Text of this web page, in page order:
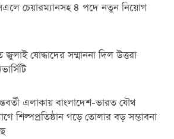
চেয়ারম্যানসহ ৪ পদে নতুন নিয়োগ
যোদ্ধাদের সম্মাননা দিল উত্তরা
এলাকায় বাংলাদেশ-ভারত যৌথ
শিল্পপ্রতিষ্ঠান গড়ে তোলার বড় সম্ভাবনা